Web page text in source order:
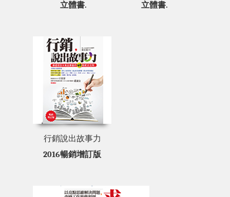
立體書. 立體書.
行銷說出故事力
2016暢銷增訂版